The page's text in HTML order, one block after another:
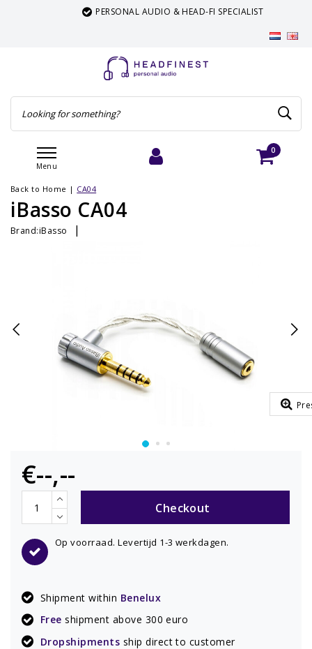
PERSONAL AUDIO & HEAD-FI SPECIALIST
Menu
0
Back to Home | CA04
iBasso CA04
Brand:iBasso |
€--,--
Checkout
Op voorraad. Levertijd 1-3 werkdagen.
Shipment within Benelux
Free shipment above 300 euro
Dropshipments ship direct to customer